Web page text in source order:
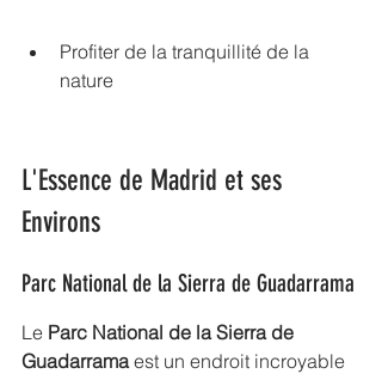
Profiter de la tranquillité de la
nature
L'Essence de Madrid et ses
Environs
Parc National de la Sierra de Guadarrama
Le Parc National de la Sierra de
Guadarrama est un endroit incroyable